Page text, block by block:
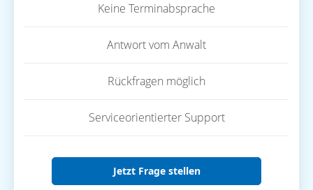
Keine Terminabsprache
Antwort vom Anwalt
Rückfragen möglich
Serviceorientierter Support
Jetzt Frage stellen